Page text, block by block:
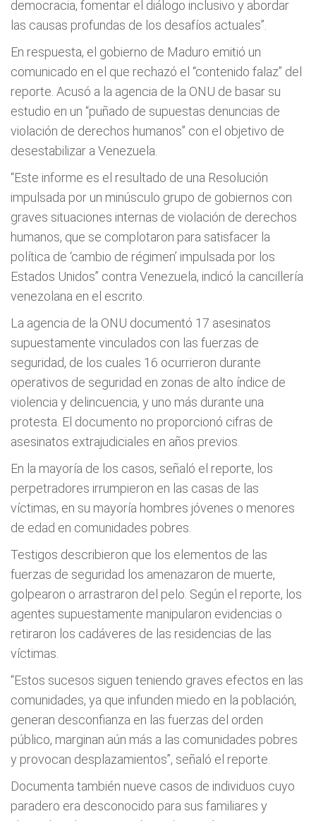
democracia, fomentar el diálogo inclusivo y abordar
las causas profundas de los desafíos actuales”.
En respuesta, el gobierno de Maduro emitió un
comunicado en el que rechazó el “contenido falaz” del
reporte. Acusó a la agencia de la ONU de basar su
estudio en un “puñado de supuestas denuncias de
violación de derechos humanos” con el objetivo de
desestabilizar a Venezuela.
“Este informe es el resultado de una Resolución
impulsada por un minúsculo grupo de gobiernos con
graves situaciones internas de violación de derechos
humanos, que se complotaron para satisfacer la
política de ‘cambio de régimen’ impulsada por los
Estados Unidos” contra Venezuela, indicó la cancillería
venezolana en el escrito.
La agencia de la ONU documentó 17 asesinatos
supuestamente vinculados con las fuerzas de
seguridad, de los cuales 16 ocurrieron durante
operativos de seguridad en zonas de alto índice de
violencia y delincuencia, y uno más durante una
protesta. El documento no proporcionó cifras de
asesinatos extrajudiciales en años previos.
En la mayoría de los casos, señaló el reporte, los
perpetradores irrumpieron en las casas de las
víctimas, en su mayoría hombres jóvenes o menores
de edad en comunidades pobres.
Testigos describieron que los elementos de las
fuerzas de seguridad los amenazaron de muerte,
golpearon o arrastraron del pelo. Según el reporte, los
agentes supuestamente manipularon evidencias o
retiraron los cadáveres de las residencias de las
víctimas.
“Estos sucesos siguen teniendo graves efectos en las
comunidades, ya que infunden miedo en la población,
generan desconfianza en las fuerzas del orden
público, marginan aún más a las comunidades pobres
y provocan desplazamientos”, señaló el reporte.
Documenta también nueve casos de individuos cuyo
paradero era desconocido para sus familiares y